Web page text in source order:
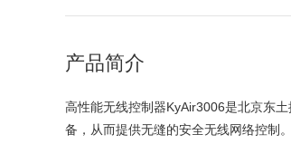
产品简介
高性能无线控制器KyAir3006是北京东
备，从而提供无缝的安全无线网络控制